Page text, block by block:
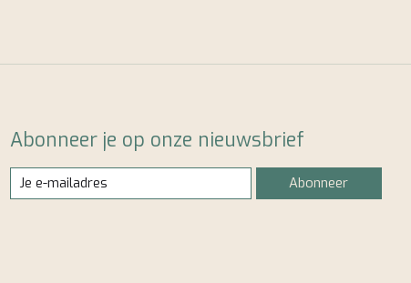
Abonneer je op onze nieuwsbrief
Abonneer